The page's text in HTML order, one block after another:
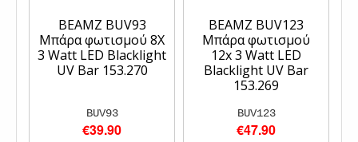
BEAMZ BUV93
Μπάρα φωτισμού 8X
3 Watt LED Blacklight
UV Bar 153.270
BUV93
€39.90
BEAMZ BUV123
Μπάρα φωτισμού
12x 3 Watt LED
Blacklight UV Bar
153.269
BUV123
€47.90